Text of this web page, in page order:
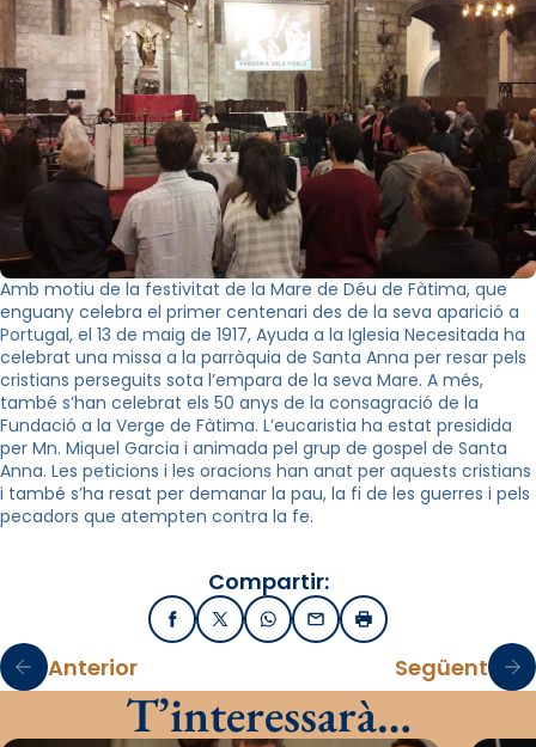
Amb motiu de la festivitat de la Mare de Déu de Fàtima, que
enguany celebra el primer centenari des de la seva aparició a
Portugal, el 13 de maig de 1917, Ayuda a la Iglesia Necesitada ha
celebrat una missa a la parròquia de Santa Anna per resar pels
cristians perseguits sota l’empara de la seva Mare. A més,
també s’han celebrat els 50 anys de la consagració de la
Fundació a la Verge de Fàtima. L’eucaristia ha estat presidida
per Mn. Miquel Garcia i animada pel grup de gospel de Santa
Anna. Les peticions i les oracions han anat per aquests cristians
i també s’ha resat per demanar la pau, la fi de les guerres i pels
pecadors que atempten contra la fe.
Compartir:
FacebookX / TwitterWhatsApp
EmailImprimir
Anterior Següent
T’interessarà…